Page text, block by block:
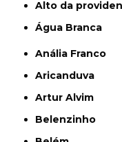
alto da
Água Branca
Anália Franco
Aricanduva
Artur Alvim
Belenzinho